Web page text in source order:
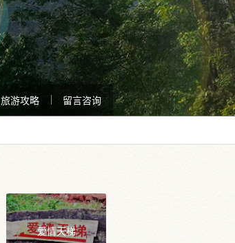
旅游攻略 留言咨询
爱情天梯